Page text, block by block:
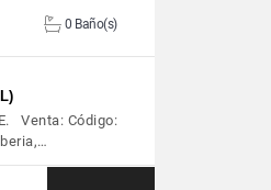
0 Baño(s)
Venta: Código: